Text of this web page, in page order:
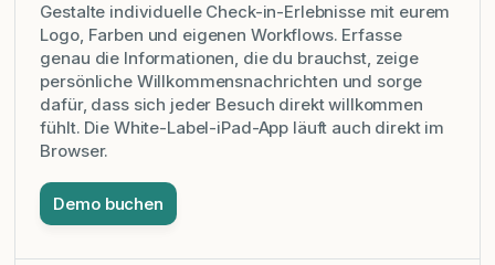
Gestalte individuelle Check-in-Erlebnisse mit eurem
Logo, Farben und eigenen Workflows. Erfasse
genau die Informationen, die du brauchst, zeige
persönliche Willkommensnachrichten und sorge
dafür, dass sich jeder Besuch direkt willkommen
fühlt. Die White-Label-iPad-App läuft auch direkt im
Browser.
Demo buchen